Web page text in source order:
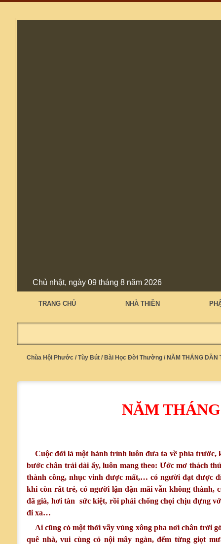
Chủ nhật, ngày 09 tháng 8 năm 2026
TRANG CHỦ NHÀ THIỀN
Chùa Hội Phước / Tùy Bút / Bài Học Đời Thường / NĂM THÁNG DẦN
NĂM
Cuộc đời là một hành trình luôn đưa ta về phía trước,
bước chân trải dài ấy, luôn mang theo: Ước mơ thách
thành công, nhục vinh được mất,… có người đạt được
khi còn rất trẻ, có người lận đận mãi vẫn không thành,
đã già, hơi tàn sức kiệt, rồi phải chống chọi chịu đựng
đi xa…
Ai cũng có một thời vẫy vùng xông pha nơi chân trời
quê nhà, vui cùng cỏ nội mây ngàn, đếm từng giọt